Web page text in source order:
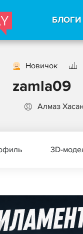
БЛОГИ
Новичок
zamla09
Алмаз
3D-